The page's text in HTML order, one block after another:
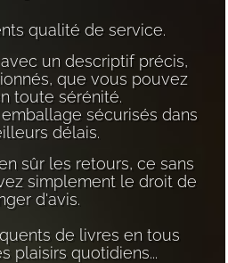
qualité de service.
un descriptif précis,
que vous pouvez
toute sérénité.
sécurisés dans
délais.
sûr les retours, ce sans
simplement le droit de
d'avis.
de livres en tous
plaisirs quotidiens...